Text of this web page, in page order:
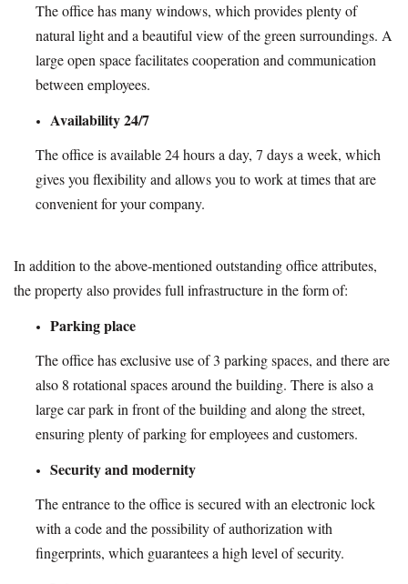
The office has many windows, which provides plenty of
natural light and a beautiful view of the green surroundings. A
large open space facilitates cooperation and communication
between employees.
Availability 24/7
The office is available 24 hours a day, 7 days a week, which
gives you flexibility and allows you to work at times that are
convenient for your company.
In addition to the above-mentioned outstanding office attributes,
the property also provides full infrastructure in the form of:
Parking place
The office has exclusive use of 3 parking spaces, and there are
also 8 rotational spaces around the building. There is also a
large car park in front of the building and along the street,
ensuring plenty of parking for employees and customers.
Security and modernity
The entrance to the office is secured with an electronic lock
with a code and the possibility of authorization with
fingerprints, which guarantees a high level of security.